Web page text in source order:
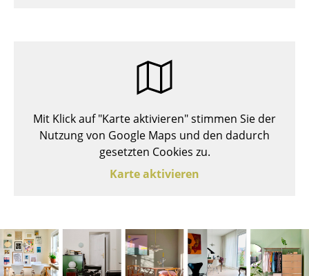
Bürosessel
... alle Sitzmöbel
Esstische
Beistelltische
Mit Klick auf "Karte aktivieren" stimmen Sie der
Nutzung von Google Maps und den dadurch
gesetzten Cookies zu.
Karte aktivieren